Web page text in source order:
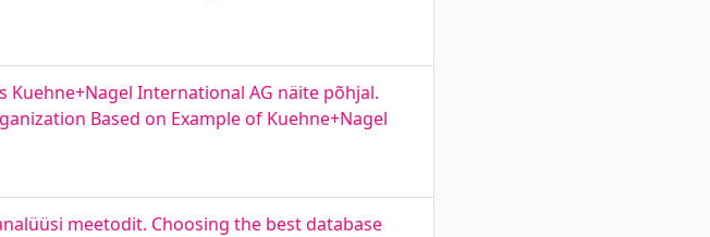
International AG näite põhjal.
Based on Example of Kuehne+Nagel
meetodit. Choosing the best database